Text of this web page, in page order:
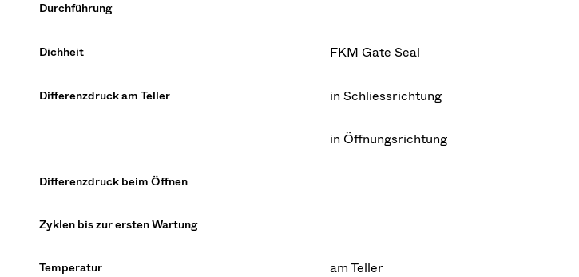
Durchführung
Dichheit FKM Gate Seal
Differenzdruck am Teller in Schliessrichtung
in Öffnungsrichtung
Differenzdruck beim Öffnen
Zyklen bis zur ersten Wartung
Temperatur am Teller